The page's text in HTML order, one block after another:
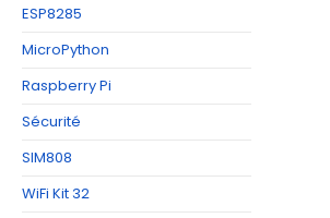
ESP8285
MicroPython
Raspberry Pi
Sécurité
SIM808
WiFi Kit 32